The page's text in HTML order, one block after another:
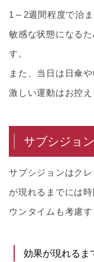
1～2週間程度で治
敏感な状態になる
す。
また、当日は日傘
激しい運動はお控え
サブシジョ
サブシジョンはク
が現れるまでには
ウンタイムも考慮す
効果が現れるま